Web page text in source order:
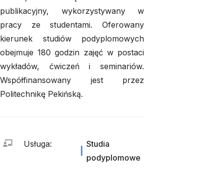
publikacyjny, wykorzystywany w
pracy ze studentami. Oferowany
kierunek studiów podyplomowych
obejmuje 180 godzin zajęć w postaci
wykładów, ćwiczeń i seminariów.
Współfinansowany jest przez
Politechnikę Pekińską.
Usługa:
Studia
podyplomowe